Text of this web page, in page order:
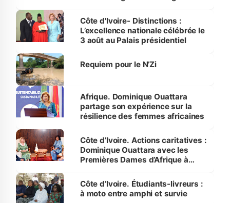
Bassam
Côte d'Ivoire- Distinctions :
L’excellence nationale célébrée le
3 août au Palais présidentiel
Requiem pour le N’Zi
Afrique. Dominique Ouattara
partage son expérience sur la
résilience des femmes africaines
Côte d’Ivoire. Actions caritatives :
Dominique Ouattara avec les
Premières Dames d’Afrique à
Côte d’Ivoire. Étudiants-livreurs :
à moto entre amphi et survie